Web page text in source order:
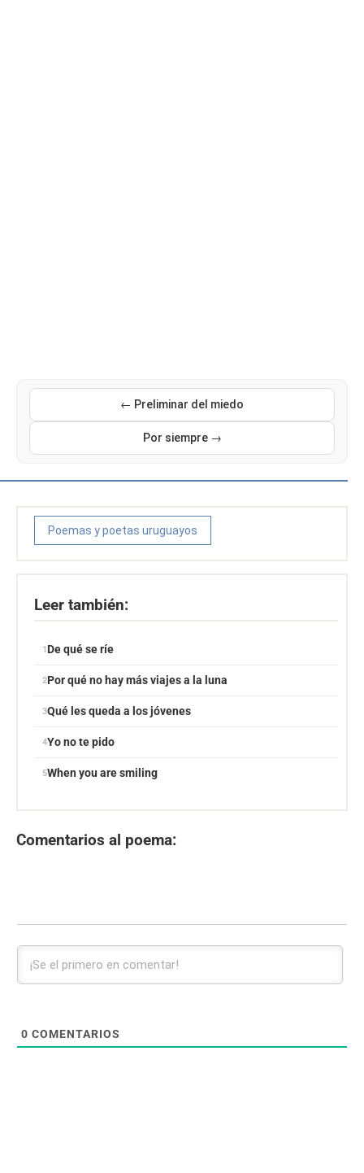
← Preliminar del miedo
Por siempre →
Poemas y poetas uruguayos
Leer también:
De qué se ríe
Por qué no hay más viajes a la luna
Qué les queda a los jóvenes
Yo no te pido
When you are smiling
Comentarios al poema:
0 COMENTARIOS